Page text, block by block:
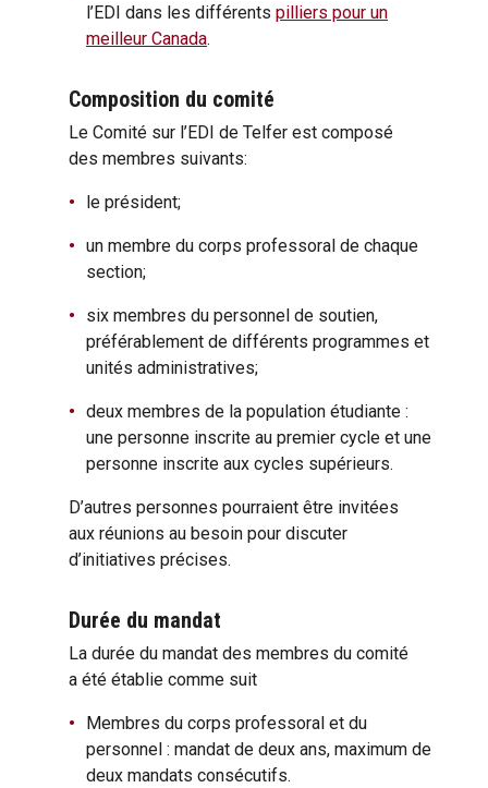
l’EDI dans les différents pilliers pour un
meilleur Canada.
Composition du comité
Le Comité sur l’EDI de Telfer est composé
des membres suivants:
le président;
un membre du corps professoral de chaque
section;
six membres du personnel de soutien,
préférablement de différents programmes et
unités administratives;
deux membres de la population étudiante :
une personne inscrite au premier cycle et une
personne inscrite aux cycles supérieurs.
D’autres personnes pourraient être invitées
aux réunions au besoin pour discuter
d’initiatives précises.
Durée du mandat
La durée du mandat des membres du comité
a été établie comme suit
Membres du corps professoral et du
personnel : mandat de deux ans, maximum de
deux mandats consécutifs.